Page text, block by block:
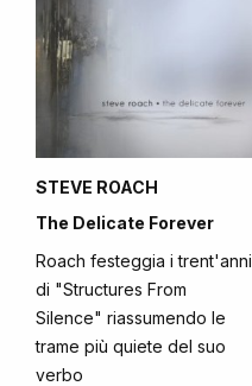
STEVE ROACH
The Delicate Forever
Roach festeggia i trent'anni
di "Structures From
Silence" riassumendo le
trame più quiete del suo
verbo